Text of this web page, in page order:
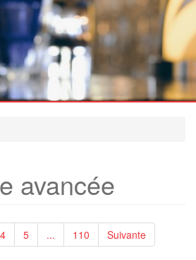
avancée
4 5 ... 110 Suivante